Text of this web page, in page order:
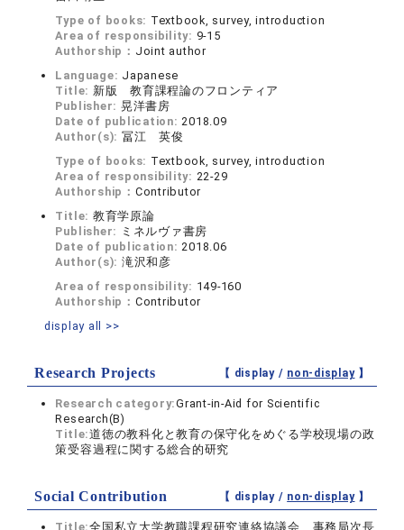
Type of books: Textbook, survey, introduction
Area of responsibility: 9-15
Authorship： Joint author
Language: Japanese
Title: 新版 教育課程論のフロンティア
Publisher: 晃洋書房
Date of publication:2018.09
Author(s): 冨江 英俊
Type of books: Textbook, survey, introduction
Area of responsibility: 22-29
Authorship： Contributor
Title: 教育学原論
Publisher: ミネルヴァ書房
Date of publication:2018.06
Author(s): 滝沢和彦
Area of responsibility: 149-160
Authorship： Contributor
display all >>
Research Projects 【 display / non-display】
Research category:Grant-in-Aid for Scientific
Research(B)
Title:道徳の教科化と教育の保守化をめぐる学校現場の政
策受容過程に関する総合的研究
Social Contribution 【 display / non-display】
Title:全国私立大学教職課程研究連絡協議会 事務局次長